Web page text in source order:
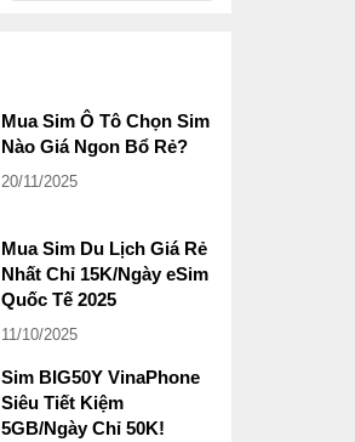
Mua Sim Ô Tô Chọn Sim
Nào Giá Ngon Bổ Rẻ?
20/11/2025
Mua Sim Du Lịch Giá Rẻ
Nhất Chỉ 15K/Ngày eSim
Quốc Tế 2025
11/10/2025
Sim BIG50Y VinaPhone
Siêu Tiết Kiệm
5GB/Ngày Chỉ 50K!